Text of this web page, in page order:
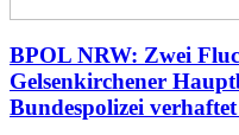
BPOL NRW: Zwei
Gelsenkirchener
Bundespolizei